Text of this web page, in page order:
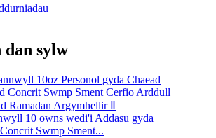
sylw
10 owns wedi'i Addasu gyda
Swmp Sment...